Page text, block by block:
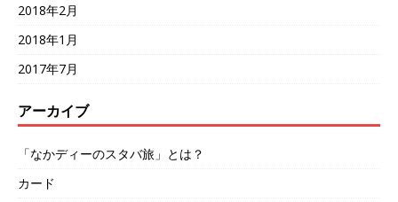
2018年2月
2018年1月
2017年7月
アーカイブ
「なかディーのスタバ旅」とは？
カード